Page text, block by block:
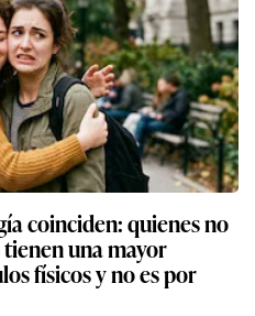
coinciden: quienes no
una mayor
físicos y no es por